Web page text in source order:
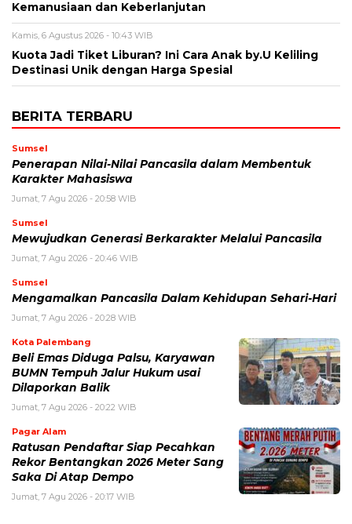
Kemanusiaan dan Keberlanjutan
Kamis, 6 Agustus 2026 - 10:43 WIB
Kuota Jadi Tiket Liburan? Ini Cara Anak by.U Keliling
Destinasi Unik dengan Harga Spesial
BERITA TERBARU
Sumsel
Penerapan Nilai-Nilai Pancasila dalam Membentuk
Karakter Mahasiswa
Jumat, 7 Agu 2026 - 20:58 WIB
Sumsel
Mewujudkan Generasi Berkarakter Melalui Pancasila
Jumat, 7 Agu 2026 - 20:46 WIB
Sumsel
Mengamalkan Pancasila Dalam Kehidupan Sehari-Hari
Jumat, 7 Agu 2026 - 20:28 WIB
Kota Palembang
Beli Emas Diduga Palsu, Karyawan
BUMN Tempuh Jalur Hukum usai
Dilaporkan Balik
Jumat, 7 Agu 2026 - 20:22 WIB
Pagar Alam
Ratusan Pendaftar Siap Pecahkan
Rekor Bentangkan 2026 Meter Sang
Saka Di Atap Dempo
Jumat, 7 Agu 2026 - 20:17 WIB